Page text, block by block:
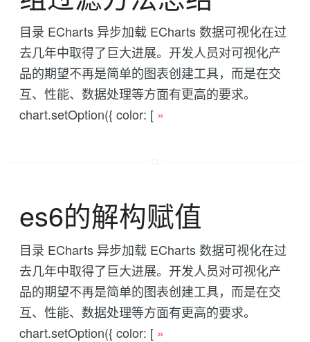
目录 ECharts 异步加载 ECharts 数据可视化在过
去几年中取得了巨大进展。开发人员对可视化产
品的期望不再是简单的图表创建工具，而是在交
互、性能、数据处理等方面有更高的要求。
chart.setOption({ color: [ »
es6的解构赋值
目录 ECharts 异步加载 ECharts 数据可视化在过
去几年中取得了巨大进展。开发人员对可视化产
品的期望不再是简单的图表创建工具，而是在交
互、性能、数据处理等方面有更高的要求。
chart.setOption({ color: [ »